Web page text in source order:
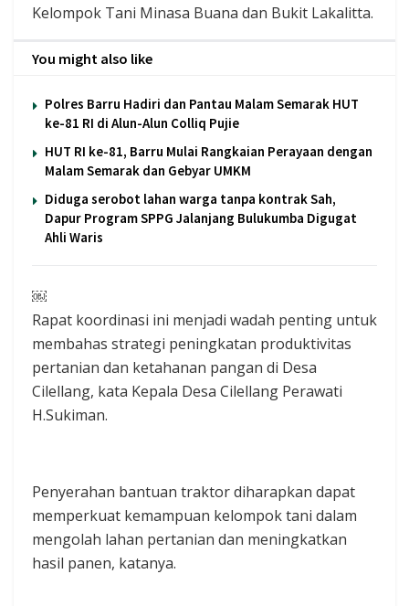
Kelompok Tani Minasa Buana dan Bukit Lakalitta.
You might also like
Polres Barru Hadiri dan Pantau Malam Semarak HUT
ke-81 RI di Alun-Alun Colliq Pujie
HUT RI ke-81, Barru Mulai Rangkaian Perayaan dengan
Malam Semarak dan Gebyar UMKM
Diduga serobot lahan warga tanpa kontrak Sah,
Dapur Program SPPG Jalanjang Bulukumba Digugat
Ahli Waris
￼
Rapat koordinasi ini menjadi wadah penting untuk
membahas strategi peningkatan produktivitas
pertanian dan ketahanan pangan di Desa
Cilellang, kata Kepala Desa Cilellang Perawati
H.Sukiman.
Penyerahan bantuan traktor diharapkan dapat
memperkuat kemampuan kelompok tani dalam
mengolah lahan pertanian dan meningkatkan
hasil panen, katanya.